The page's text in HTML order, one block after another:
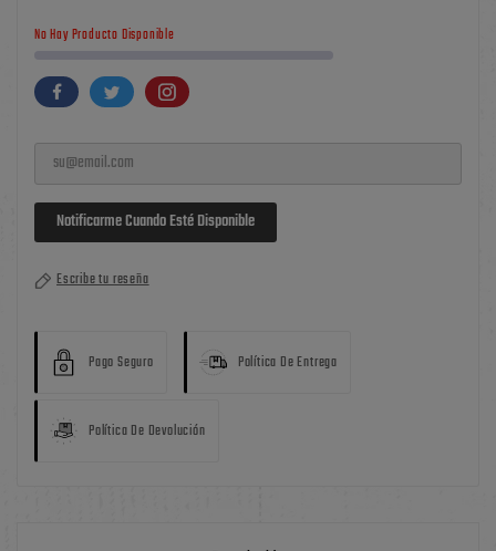
No Hay Producto Disponible
Notificarme Cuando Esté Disponible
Escribe tu reseña
Pago Seguro Política De Entrega
Política De Devolución